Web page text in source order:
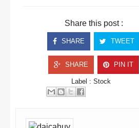
Share this post :
SHARE TWEET
SHARE PIN IT
Label : Stock